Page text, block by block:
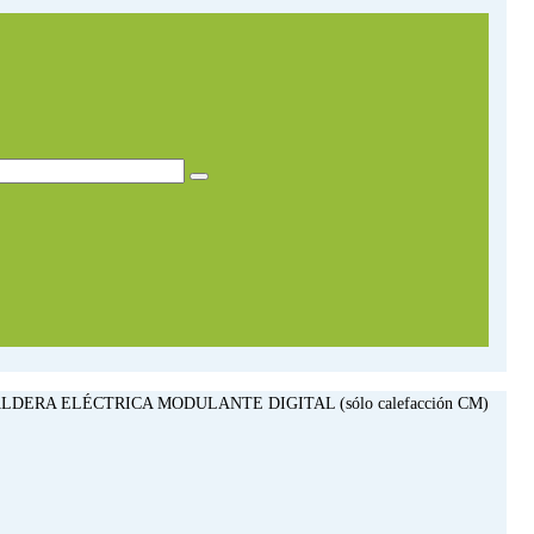
ELÉCTRICA MODULANTE DIGITAL (sólo calefacción CM)